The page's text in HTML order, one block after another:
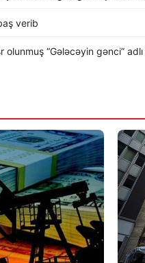
verib
olunmuş “Gələcəyin gənci”